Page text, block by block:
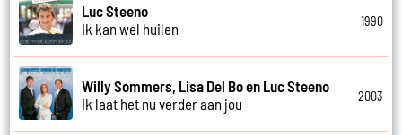
Luc Steeno
Ik kan wel huilen
1990
Willy Sommers, Lisa Del Bo en Luc Steeno
Ik laat het nu verder aan jou
2003